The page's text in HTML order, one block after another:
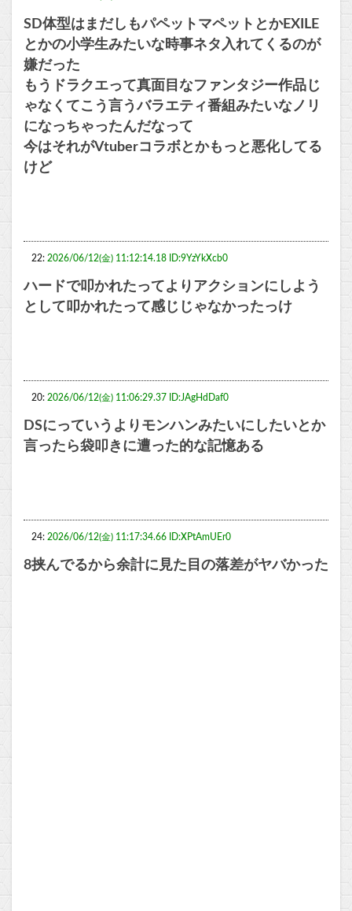
SD体型はまだしもパペットマペットとかEXILE
とかの小学生みたいな時事ネタ入れてくるのが
嫌だった
もうドラクエって真面目なファンタジー作品じ
ゃなくてこう言うバラエティ番組みたいなノリ
になっちゃったんだなって
今はそれがVtuberコラボとかもっと悪化してる
けど
22: 2026/06/12(金) 11:12:14.18 ID:9YzYkXcb0
ハードで叩かれたってよりアクションにしよう
として叩かれたって感じじゃなかったっけ
20: 2026/06/12(金) 11:06:29.37 ID:JAgHdDaf0
DSにっていうよりモンハンみたいにしたいとか
言ったら袋叩きに遭った的な記憶ある
24: 2026/06/12(金) 11:17:34.66 ID:XPtAmUEr0
8挟んでるから余計に見た目の落差がヤバかった